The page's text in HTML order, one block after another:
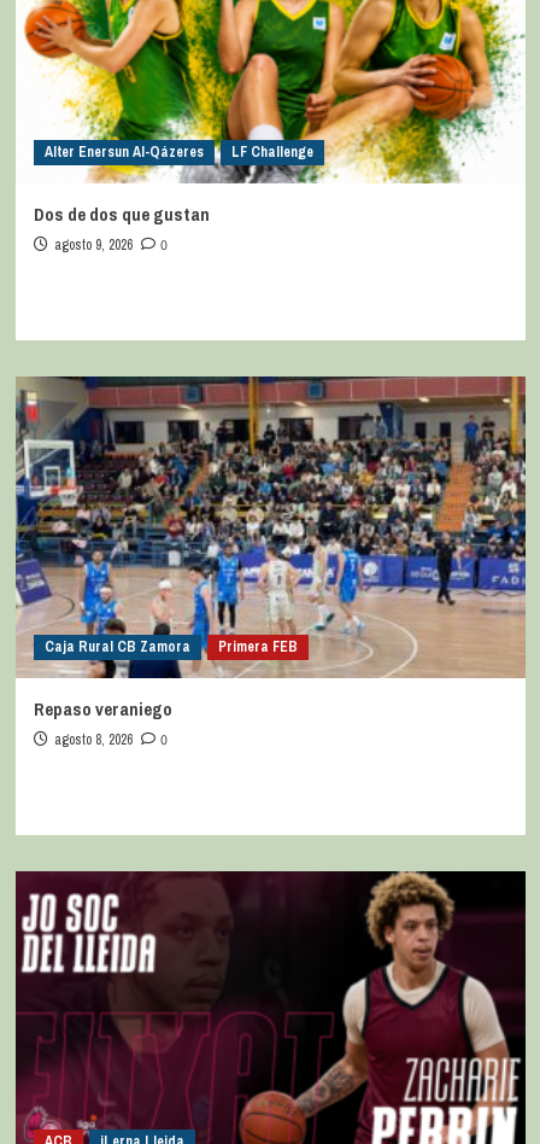
Alter Enersun Al-Qázeres LF Challenge
Dos de dos que gustan
agosto 9, 2026 0
Caja Rural CB Zamora Primera FEB
Repaso veraniego
agosto 8, 2026 0